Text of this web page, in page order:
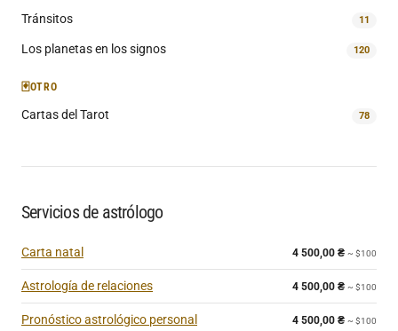
Tránsitos 11
Los planetas en los signos 120
🃏OTRO
Cartas del Tarot 78
Servicios de astrólogo
Carta natal 4 500,00 ₴ ~ $100
Astrología de relaciones 4 500,00 ₴ ~ $100
Pronóstico astrológico personal 4 500,00 ₴ ~ $100